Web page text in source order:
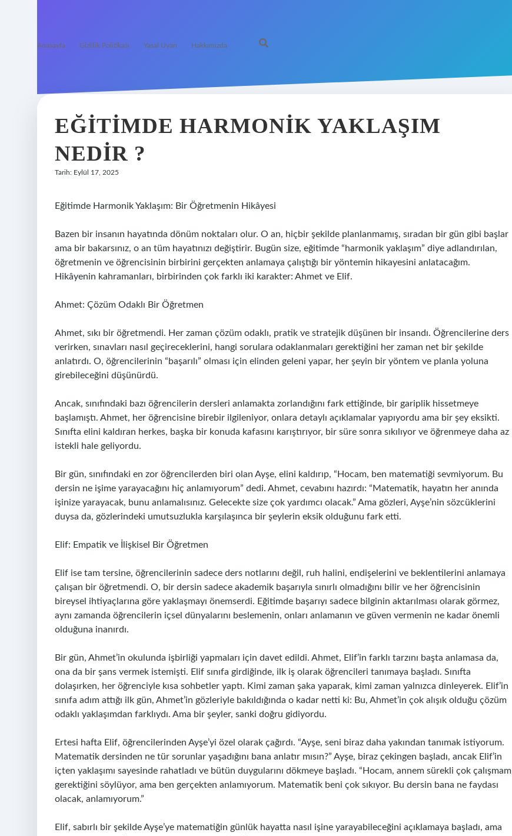
Anasayfa Gizlilik Politikası Yasal Uyarı Hakkımızda
EĞITIMDE HARMONIK YAKLAŞIM
NEDIR ?
Tarih: Eylül 17, 2025
Eğitimde Harmonik Yaklaşım: Bir Öğretmenin Hikâyesi
Bazen bir insanın hayatında dönüm noktaları olur. O an, hiçbir şekilde planlanmamış, sıradan bir gün gibi başlar
ama bir bakarsınız, o an tüm hayatınızı değiştirir. Bugün size, eğitimde “harmonik yaklaşım” diye adlandırılan,
öğretmenin ve öğrencisinin birbirini gerçekten anlamaya çalıştığı bir yöntemin hikayesini anlatacağım.
Hikâyenin kahramanları, birbirinden çok farklı iki karakter: Ahmet ve Elif.
Ahmet: Çözüm Odaklı Bir Öğretmen
Ahmet, sıkı bir öğretmendi. Her zaman çözüm odaklı, pratik ve stratejik düşünen bir insandı. Öğrencilerine ders
verirken, sınavları nasıl geçireceklerini, hangi sorulara odaklanmaları gerektiğini her zaman net bir şekilde
anlatırdı. O, öğrencilerinin “başarılı” olması için elinden geleni yapar, her şeyin bir yöntem ve planla yoluna
girebileceğini düşünürdü.
Ancak, sınıfındaki bazı öğrencilerin dersleri anlamakta zorlandığını fark ettiğinde, bir gariplik hissetmeye
başlamıştı. Ahmet, her öğrencisine birebir ilgileniyor, onlara detaylı açıklamalar yapıyordu ama bir şey eksikti.
Sınıfta elini kaldıran herkes, başka bir konuda kafasını karıştırıyor, bir süre sonra sıkılıyor ve öğrenmeye daha az
istekli hale geliyordu.
Bir gün, sınıfındaki en zor öğrencilerden biri olan Ayşe, elini kaldırıp, “Hocam, ben matematiği sevmiyorum. Bu
dersin ne işime yarayacağını hiç anlamıyorum” dedi. Ahmet, cevabını hazırdı: “Matematik, hayatın her anında
işinize yarayacak, bunu anlamalısınız. Gelecekte size çok yardımcı olacak.” Ama gözleri, Ayşe’nin sözcüklerini
duysa da, gözlerindeki umutsuzlukla karşılaşınca bir şeylerin eksik olduğunu fark etti.
Elif: Empatik ve İlişkisel Bir Öğretmen
Elif ise tam tersine, öğrencilerinin sadece ders notlarını değil, ruh halini, endişelerini ve beklentilerini anlamaya
çalışan bir öğretmendi. O, bir dersin sadece akademik başarıyla sınırlı olmadığını bilir ve her öğrencisinin
bireysel ihtiyaçlarına göre yaklaşmayı önemserdi. Eğitimde başarıyı sadece bilginin aktarılması olarak görmez,
aynı zamanda öğrencilerin içsel dünyalarını beslemenin, onları anlamanın ve güven vermenin ne kadar önemli
olduğuna inanırdı.
Bir gün, Ahmet’in okulunda işbirliği yapmaları için davet edildi. Ahmet, Elif’in farklı tarzını başta anlamasa da,
ona da bir şans vermek istemişti. Elif sınıfa girdiğinde, ilk iş olarak öğrencileri tanımaya başladı. Sınıfta
dolaşırken, her öğrenciyle kısa sohbetler yaptı. Kimi zaman şaka yaparak, kimi zaman yalnızca dinleyerek. Elif’in
sınıfa adım attığı ilk gün, Ahmet’in gözleriyle bakıldığında o kadar netti ki: Bu, Ahmet’in çok alışık olduğu çözüm
odaklı yaklaşımdan farklıydı. Ama bir şeyler, sanki doğru gidiyordu.
Ertesi hafta Elif, öğrencilerinden Ayşe’yi özel olarak çağırdı. “Ayşe, seni biraz daha yakından tanımak istiyorum.
Matematik dersinden ne tür sorunlar yaşadığını bana anlatır mısın?” Ayşe, biraz çekingen başladı, ancak Elif’in
içten yaklaşımı sayesinde rahatladı ve bütün duygularını dökmeye başladı. “Hocam, annem sürekli çok çalışmam
gerektiğini söylüyor, ama ben gerçekten anlamıyorum. Matematik beni çok sıkıyor. Bu dersin bana ne faydası
olacak, anlamıyorum.”
Elif, sabırlı bir şekilde Ayşe’ye matematiğin günlük hayatta nasıl işine yarayabileceğini açıklamaya başladı, ama